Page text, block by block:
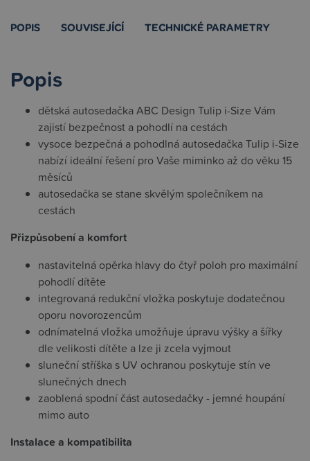
POPIS SOUVISEJÍCÍ TECHNICKÉ PARAMETRY
Popis
dětská autosedačka ABC Design Tulip i-Size Vám
zajistí bezpečnost a pohodlí na cestách
vysoce bezpečná a pohodlná autosedačka Tulip i-Size
nabízí ideální řešení pro Vaše miminko až do věku 15
měsíců
autosedačka se stane skvělým společníkem na
cestách
Přizpůsobení a komfort
nastavitelná opěrka hlavy do čtyř poloh pro maximální
pohodlí dítěte
integrovaná redukční vložka poskytuje dodatečnou
oporu novorozencům
odnímatelná vložka umožňuje úpravu výšky a šířky
dle velikosti dítěte a lze ji zcela vyjmout
sluneční stříška s UV ochranou poskytuje stín ve
slunečných dnech
zaoblená spodní část autosedačky - jemné houpání
mimo auto
Instalace a kompatibilita